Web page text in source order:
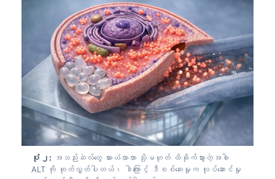
ပုံ ၂: အသည်းဆဲလ်တွေ ယားယံလာတာ သို့မဟုတ် ထိခိုက်သွားတဲ့အခါ
ALT ကို ထုတ်လွှတ်ပါတယ်၊ ဒါကြောင့် ဒီစစ်ဆေးမှုက လုပ်ဆောင်မှု